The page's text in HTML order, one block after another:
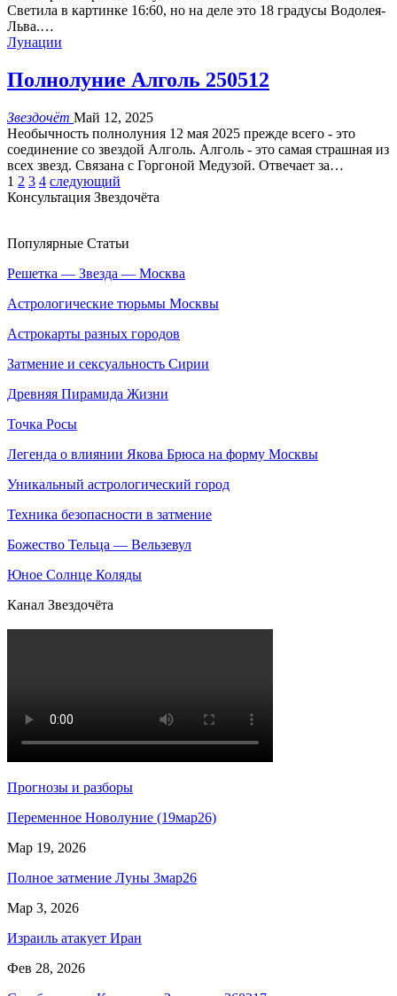
Светила в картинке 16:60, но на деле это 18 градусы Водолея-
Льва.…
Лунации
Полнолуние Алголь 250512
Звездочёт Май 12, 2025
Необычность полнолуния 12 мая 2025 прежде всего - это
соединение со звездой Алголь. Алголь - это самая страшная из
всех звезд. Связана с Горгоной Медузой. Отвечает за…
1 2 3 4 следующий
Консультация Звездочёта
Популярные Статьи
Решетка — Звезда — Москва
Астрологические тюрьмы Москвы
Астрокарты разных городов
Затмение и сексуальность Сирии
Древняя Пирамида Жизни
Точка Росы
Легенда о влиянии Якова Брюса на форму Москвы
Уникальный астрологический город
Техника безопасности в затмение
Божество Тельца — Вельзевул
Юное Солнце Коляды
Канал Звездочёта
Прогнозы и разборы
Переменное Новолуние (19мар26)
Мар 19, 2026
Полное затмение Луны 3мар26
Мар 3, 2026
Израиль атакует Иран
Фев 28, 2026